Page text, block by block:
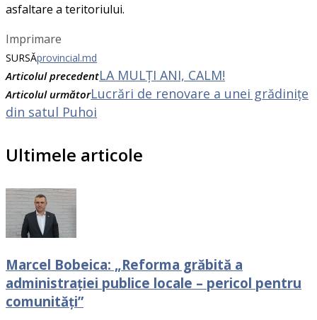
asfaltare a teritoriului.
Imprimare
SURSĂprovincial.md
Articolul precedentLA MULȚI ANI, CALM!
Articolul următorLucrări de renovare a unei grădinițe
din satul Puhoi
Ultimele articole
Marcel Bobeica: „Reforma grăbită a
administrației publice locale – pericol pentru
comunități”